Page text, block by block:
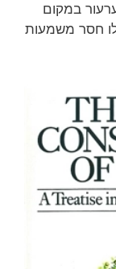
במקום
חסר משמעות